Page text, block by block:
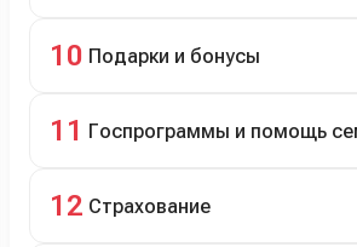
10 Подарки и бонусы
программе лояльности.
11 Госпрограммы и помощь
12 Страхование